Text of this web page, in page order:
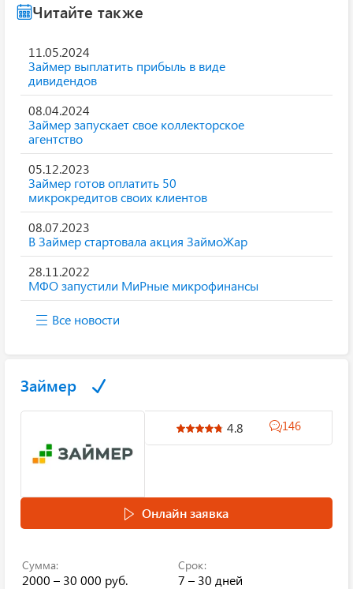
Читайте также
11.05.2024
Займер выплатить прибыль в виде
дивидендов
08.04.2024
Займер запускает свое коллекторское
агентство
05.12.2023
Займер готов оплатить 50
микрокредитов своих клиентов
08.07.2023
В Займер стартовала акция ЗаймоЖар
28.11.2022
МФО запустили МиРные микрофинансы
Все новости
Займер
4.8 146
Онлайн заявка
Сумма:
2000 – 30 000 руб.
Срок:
7 – 30 дней